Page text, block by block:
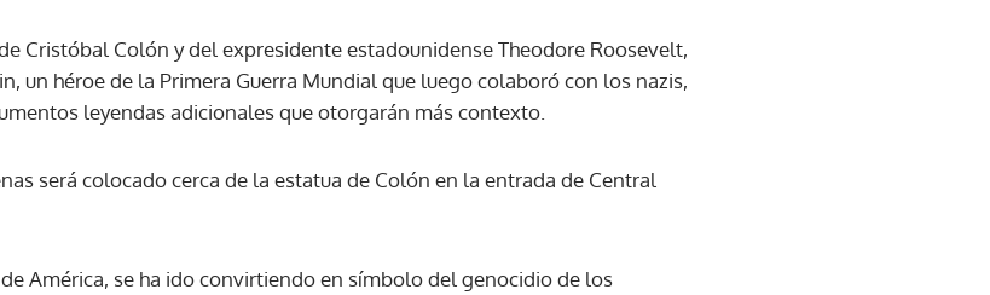
Cristóbal Colón y del expresidente estadounidense Theodore Roosevelt,
un héroe de la Primera Guerra Mundial que luego colaboró con los nazis,
leyendas adicionales que otorgarán más contexto.
será colocado cerca de la estatua de Colón en la entrada de Central
América, se ha ido convirtiendo en símbolo del genocidio de los